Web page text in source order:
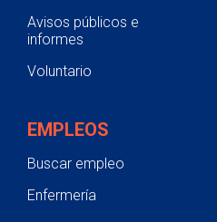
Avisos públicos e
informes
Voluntario
EMPLEOS
Buscar empleo
Enfermería